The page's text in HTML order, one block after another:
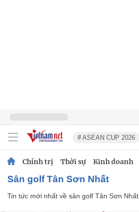
# ASEAN CUP 2026
Chính trị Thời sự Kinh doanh
sân golf Tân Sơn Nhất
Tin tức mới nhất về sân golf Tân Sơn Nhất